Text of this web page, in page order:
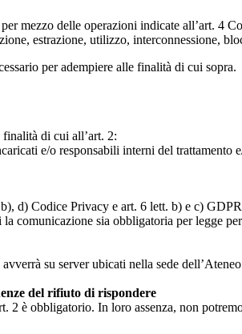
mezzo delle operazioni indicate all’art. 4
estrazione, utilizzo, interconnessione,
per adempiere alle finalità di cui sopra.
di cui all’art. 2:
e/o responsabili interni del trattamento
b), d) Codice Privacy e art. 6 lett. b) e c)
comunicazione sia obbligatoria per legge
su server ubicati nella sede dell’Ateneo
del rifiuto di rispondere
2 è obbligatorio. In loro assenza, non